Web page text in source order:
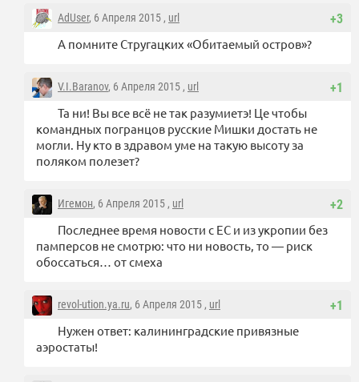
+3
AdUser, 6 Апреля 2015 , url
А помните Стругацких «Обитаемый остров»?
+1
V.I.Baranov, 6 Апреля 2015 , url
Та ни! Вы все всё не так разумиетэ! Це чтобы
командных погранцов русские Мишки достать не
могли. Ну кто в здравом уме на такую высоту за
поляком полезет?
+2
Игемон, 6 Апреля 2015 , url
Последнее время новости с ЕС и из укропии без
памперсов не смотрю: что ни новость, то — риск
обоссаться… от смеха
+1
revol-ution.ya.ru, 6 Апреля 2015 , url
Нужен ответ: калининградские привязные
аэростаты!